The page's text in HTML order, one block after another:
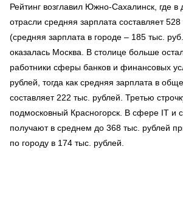
Рейтинг возглавил Южно-Сахалинск, где
отрасли средняя зарплата составляет
(средняя зарплата в городе – 185 тыс.
оказалась Москва. В столице больше
работники сферы банков и финансовых
рублей, тогда как средняя зарплата в
составляет 222 тыс. рублей. Третью
подмосковный Красногорск. В сфере IT и
получают в среднем до 368 тыс. рублей
по городу в 174 тыс. рублей.